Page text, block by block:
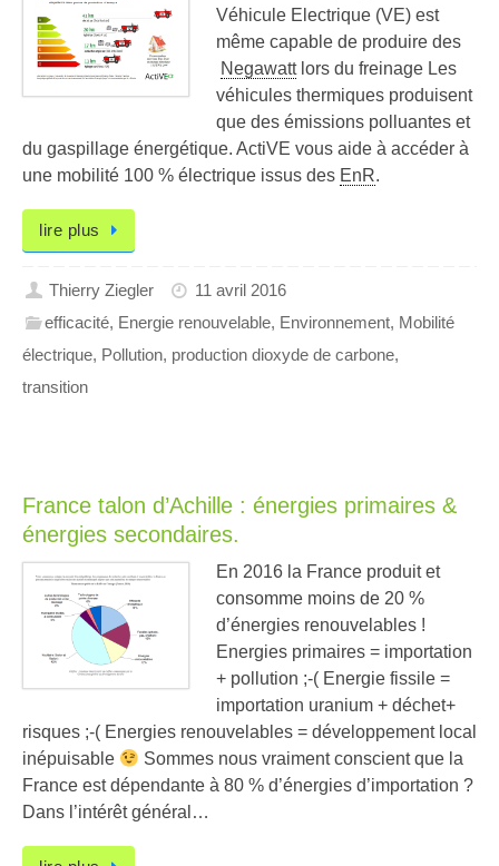
Véhicule Electrique (VE) est
même capable de produire des
Negawattlors du freinage Les
véhicules thermiques produisent
que des émissions polluantes et
du gaspillage énergétique. ActiVE vous aide à accéder à
une mobilité 100 % électrique issus des EnR.
lire plus
Thierry Ziegler
11 avril 2016
efficacité, Energie renouvelable, Environnement, Mobilité
électrique, Pollution, production dioxyde de carbone,
transition
France talon d’Achille : énergies primaires &
énergies secondaires.
En 2016 la France produit et
consomme moins de 20 %
d’énergies renouvelables !
Energies primaires = importation
+ pollution ;-( Energie fissile =
importation uranium + déchet+
risques ;-( Energies renouvelables = développement local
inépuisable
Sommes nous vraiment conscient que la
France est dépendante à 80 % d’énergies d’importation ?
Dans l’intérêt général…